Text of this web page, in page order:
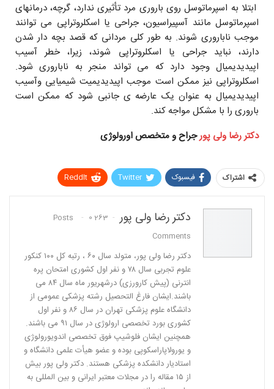
ابتلا به اسپرماتوسل روی باروری مرد تأثیری ندارد، گرچه، درمانهای
اسپرماتوسل مانند آسپیراسیون، جراحی یا اسکلروتراپی می توانند
موجب ناباروری شوند. به طور کلی مردانی که قصد بچه دار شدن
دارند، نباید جراحی یا اسکلروتراپی‌ شوند، زیرا، خطر آسیب
اپیدیدیمیال وجود دارد که می تواند منجر به ناباروری شود.
اسکلروتراپی ‌نیز ممکن است موجب اپیدیدیمیت شیمیایی و‌آسیب
اپیدیدیمیال به عنوان یک عارضه ی ‌جانبی شود که ‌‌ممکن است
باروری را با مشکل مواجه کند.‌
دکتر رضا ولی پورجراح و متخصص اورولوژی
اشتراک فیسبوک Twitter
ReddIt
Linkedin
دکتر رضا ولی پور 263 Posts
0
Comments
دكتر رضا ولی پور، متولد سال ٦٠ ، رتبه كل ١٠٠ كنكور
علوم تجربی سال ٧٨ و نفر اول كشوری امتحان پره
انترنی (پیش كارورزی) درشهریور ماه سال ٨٤ می
باشند.ایشان فارغ التحصیل رشته پزشكی عمومی از
دانشگاه علوم پزشكی تهران در سال ٨٦ و نفر اول
كشوری بورد تخصصی ارولوژی در سال ٩١ می باشند.
همچنین ایشان فلوشیپ فوق تخصصی اندویورولوژی
و یورولاپاراسكوپی بوده و عضو هیأت علمی دانشگاه و
استادیار دانشكده پزشكی هستند. دکتر ولی پور بیش
از ١٥ مقاله را در مجلات معتبر ایرانی و بین المللی به